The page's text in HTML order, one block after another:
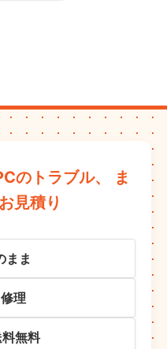
のトラブル、
ま
見積り
まま
理
無料